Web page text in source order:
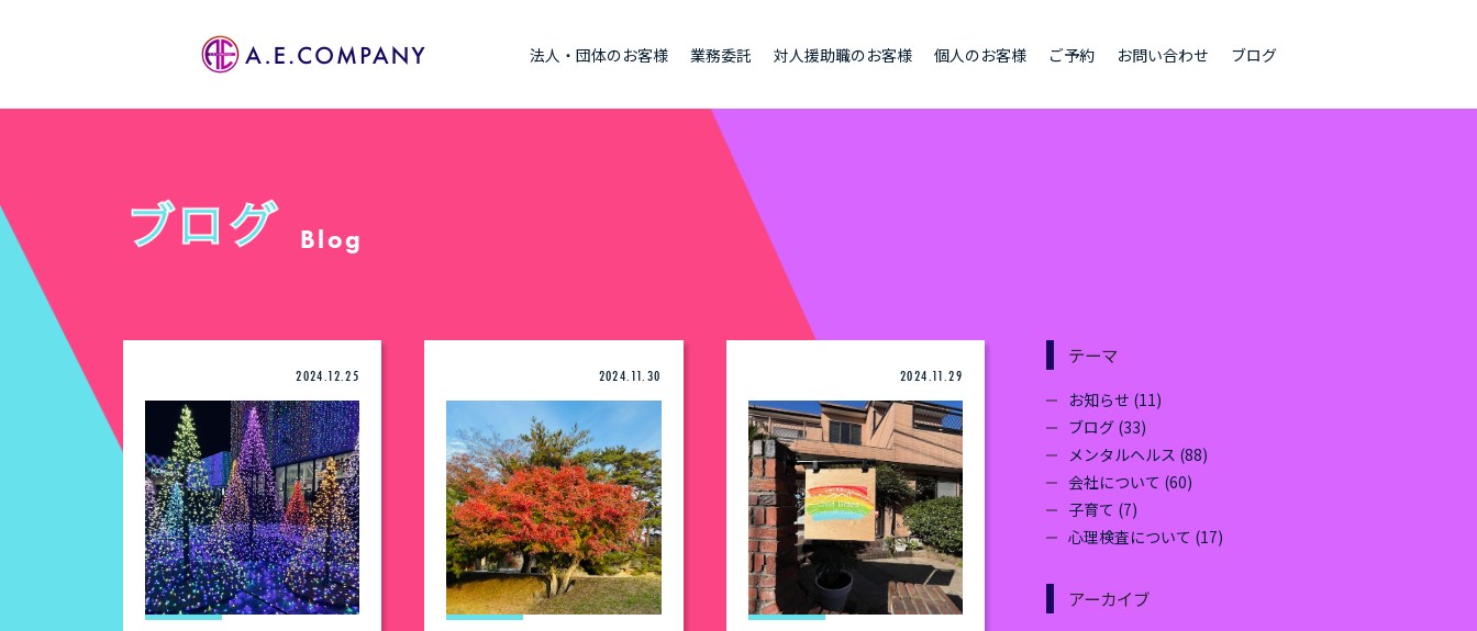
法人・団体のお客様 業務委託 対人援助職のお客様 個人のお客様 ご予約 お問い合わせ ブログ
Blog
2024.12.25 2024.11.30 2024.11.29
テーマ
お知らせ (11)
ブログ (33)
メンタルヘルス (88)
会社について (60)
子育て (7)
心理検査について (17)
アーカイブ